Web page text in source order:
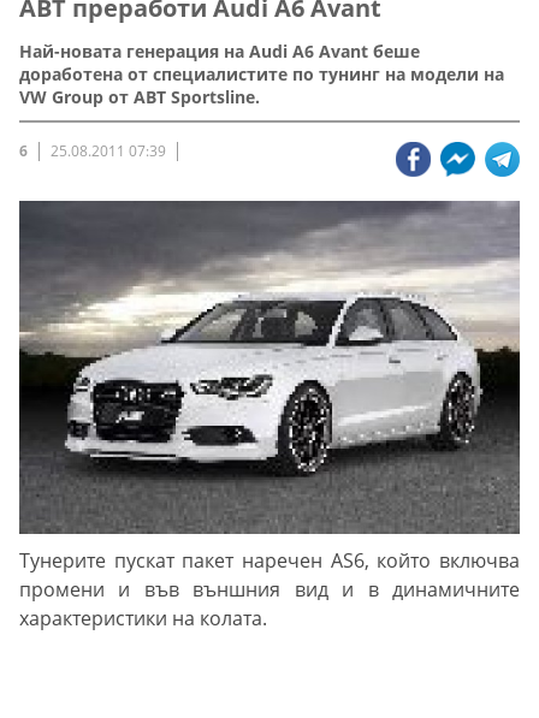
АВТ преработи Audi A6 Avant
Най-новата генерация на Audi A6 Avant беше
доработена от специалистите по тунинг на модели на
VW Group от ABT Sportsline.
6 25.08.2011 07:39
Тунерите пускат пакет наречен AS6, който включва
промени и във външния вид и в динамичните
характеристики на колата.